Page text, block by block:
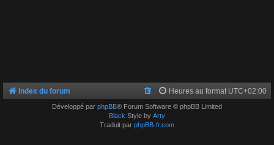
Index du forum Heures au format UTC+02:00
Développé par phpBB® Forum Software © phpBB Limited
Black Style by Arty
Traduit par phpBB-fr.com